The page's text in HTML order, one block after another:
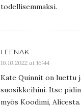
todellisemmaksi.
LEENAK
16.10.2022 at 16:44
Kate Quinnit on luettu
suosikkeihini. Itse
myös Koodimi, Alicesta.